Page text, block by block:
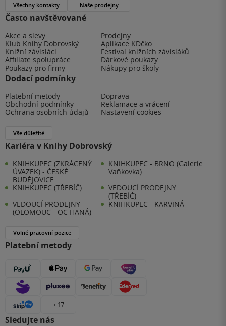
Často navštěvované
Akce a slevy
Prodejny
Klub Knihy Dobrovský
Aplikace KDčko
Knižní závisláci
Festival knižních závisláků
Affiliate spolupráce
Dárkové poukazy
Poukazy pro firmy
Nákupy pro školy
Dodací podmínky
Platební metody
Doprava
Obchodní podmínky
Reklamace a vrácení
Ochrana osobních údajů
Nastavení cookies
Vše důležité
Kariéra v Knihy Dobrovský
KNIHKUPEC (ZKRÁCENÝ
ÚVAZEK) - ČESKÉ
BUDĚJOVICE
KNIHKUPEC - BRNO (Galerie
Vaňkovka)
KNIHKUPEC (TŘEBÍČ)
VEDOUCÍ PRODEJNY
(TŘEBÍČ)
VEDOUCÍ PRODEJNY
(OLOMOUC - OC HANÁ)
KNIHKUPEC - KARVINÁ
Volné pracovní pozice
Platební metody
+ 17
Sledujte nás
Všechny kontakty Naše prodejny